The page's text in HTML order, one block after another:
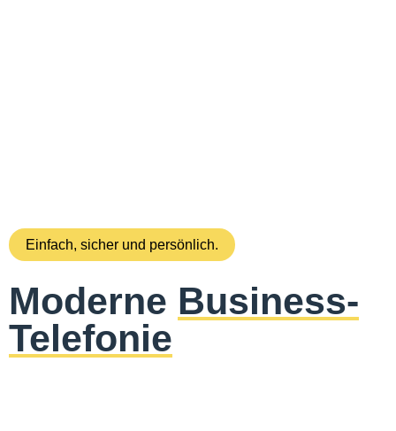
Einfach, sicher und persönlich.
Moderne Business-
Telefonie